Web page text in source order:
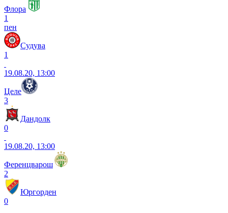
Флора
1
пен
Судува
1
19.08.20, 13:00
Целе
3
Дандолк
0
19.08.20, 13:00
Ференцварош
2
Юргорден
0